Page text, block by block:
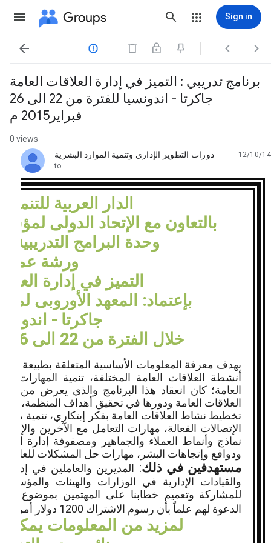
Groups Sign in
   
برنامج تدريبي : التميز في إدارة العلاقات العامة
جاكرتا - اندونسيا للفترة من 22 الى 26
فبراير2015 م
0 views
دورات التطوير الإدارى وتنمية الموارد البشرية
unread,
12/10/14
to
الدار العربية للتنمية
بالتعاون مع الإتحاد الدولى
وحدة البرامج
ورشة عمل
التميز في إدارة
بإعتماد: المعهد الأوروبى
جاكرتا -
خلال الفترة من 22 الى 26 فبراير 2015 م
بهدف معرفة المعلومات الأساسية المتعلقة بطبيعة
أنشطة العلاقات العامة المختلفة، تنمية المهارات
العامة؛ كان انعقاد هذا البرنامج والذي يعرض من
العلاقات العامة ودورها في تحقيق أهداف المنظمة،
تخطيط نشاط العلاقات العامة بفكر إبتكاري، تنمية
الإتصالات الفعالة، مهارات التعامل مع الآخرين
نماذج وأنماط العملاء والجماهير ومصفوفة إدارة
ودوافع وإتجاهات البشر، مهارات حل المشكلات للعاملين
مستهدفين في ذلك: المديرين والعاملين في
والقيادات الإدارية في الوزارات والهيئات
للمشاركة وتعميم خطابنا على المهتمين بموضوع
الدعوة لهم علماً بأن رسوم الاشتراك 1200 دولار أمريكى
لمزيد من المعلومات